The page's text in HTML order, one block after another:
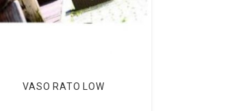
VASO RATO LOW